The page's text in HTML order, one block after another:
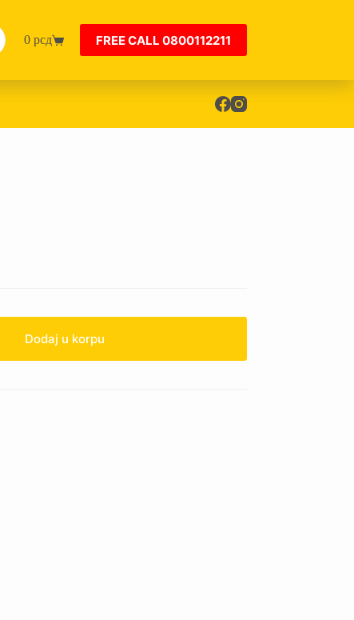
Shopping
0 рсд FREE CALL 0800112211
Dodaj u korpu